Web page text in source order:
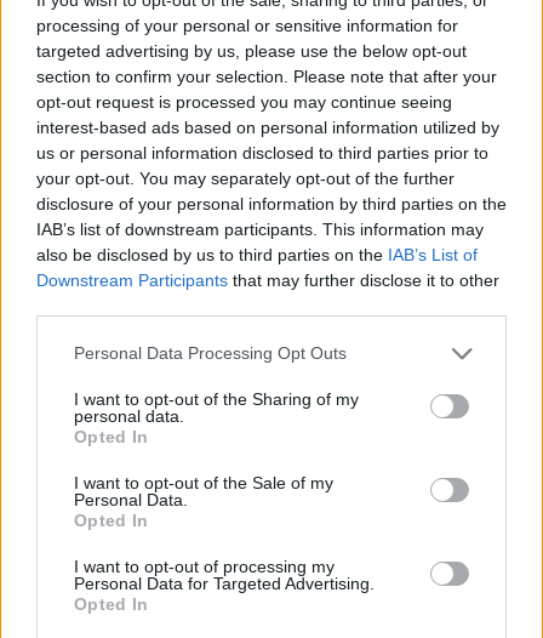
processing of your personal or sensitive information for
targeted advertising by us, please use the below opt-out
section to confirm your selection. Please note that after your
opt-out request is processed you may continue seeing
interest-based ads based on personal information utilized by
us or personal information disclosed to third parties prior to
your opt-out. You may separately opt-out of the further
disclosure of your personal information by third parties on the
IAB’s list of downstream participants. This information may
also be disclosed by us to third parties on the IAB’s List of
Downstream Participants that may further disclose it to other
Personal Data Processing Opt Outs
I want to opt-out of the Sharing of my
personal data.
Opted In
I want to opt-out of the Sale of my
Personal Data.
Opted In
I want to opt-out of processing my
Personal Data for Targeted Advertising.
Opted In
20
(1966)
Gordons
26 401 visningar
25 kommentarer
39
21 juli 23
20 1
Nissan Skyline R32 GTST"Tokyo
Police"(1993)
sir_daniel
110 672 visningar607 kommentarer
862
13 okt. 10
KITT Replica"(1991)
MichaelKnight83
32 kommentarer
Audi RS2 "RG-ENGINEERING"
76 501 visningar213 kommentarer